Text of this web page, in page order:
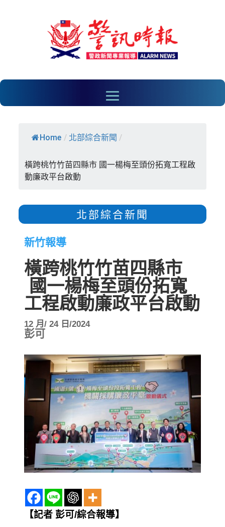
Home / 北部綜合新聞 /
橫跨桃竹竹苗四縣市 國一楊梅至頭份拓寬工程啟
動廉政平台啟動
北部綜合新聞
新竹報導
橫跨桃竹竹苗四縣市
國一楊梅至頭份拓寬
工程啟動廉政平台啟動
12 月/ 24 日/2024
彭可
【記者 彭可/綜合報導】